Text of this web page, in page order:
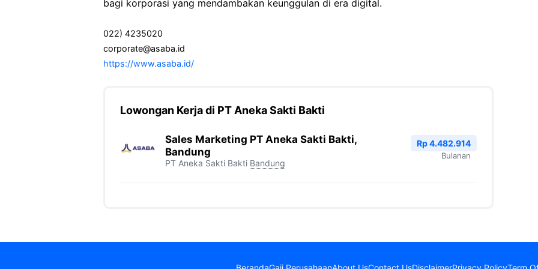
bagi korporasi yang mendambakan keunggulan di era digital.
022) 4235020
corporate@asaba.id
https://www.asaba.id/
Lowongan Kerja di PT Aneka Sakti Bakti
Sales Marketing PT Aneka Sakti Bakti,
Bandung
PT Aneka Sakti Bakti Bandung
Rp 4.482.914
Bulanan